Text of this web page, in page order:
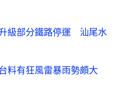
級部分鐵路停運 汕尾水
料有狂風雷暴雨勢頗大